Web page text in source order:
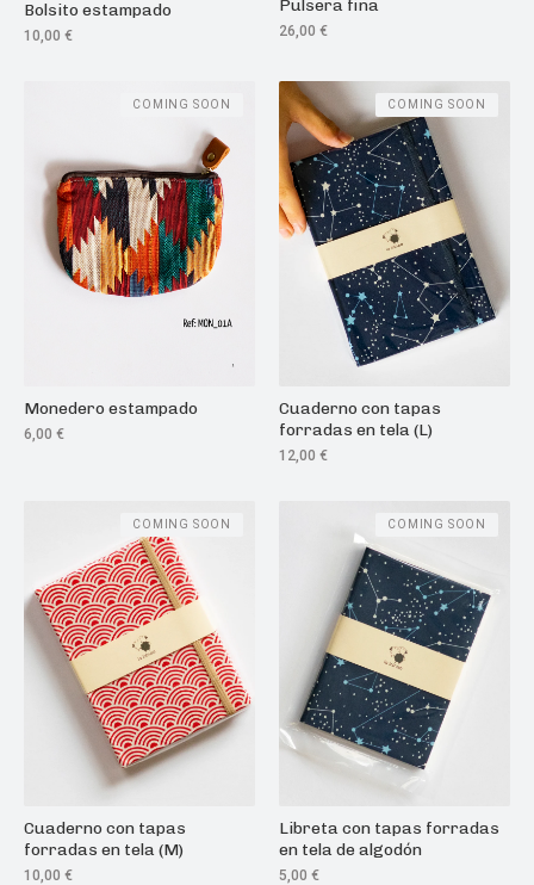
Bolsito estampado
10,00 €
Pulsera fina
26,00 €
Monedero estampado
6,00 €
COMING SOON
Cuaderno con tapas
forradas en tela (L)
12,00 €
COMING SOON
Cuaderno con tapas
forradas en tela (M)
10,00 €
COMING SOON
Libreta con tapas forradas
en tela de algodón
5,00 €
COMING SOON